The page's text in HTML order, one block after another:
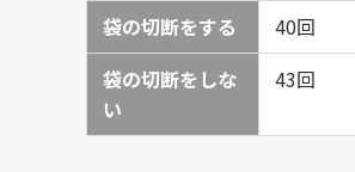
袋の切断をする
40回
袋の切断をしな
い
43回